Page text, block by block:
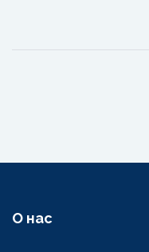
О нас